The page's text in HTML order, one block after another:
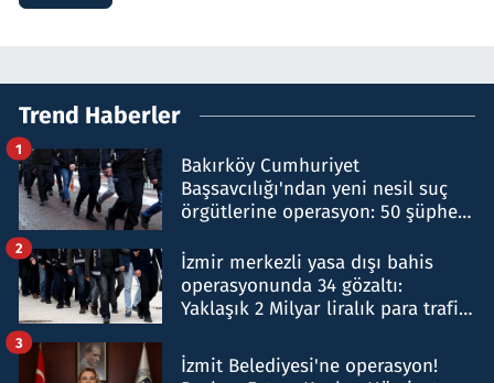
Trend Haberler
Bakırköy Cumhuriyet
Başsavcılığı'ndan yeni nesil suç
örgütlerine operasyon: 50 şüpheli
1
İzmir merkezli yasa dışı bahis
operasyonunda 34 gözaltı:
Yaklaşık 2 Milyar liralık para trafiği
2
İzmit Belediyesi'ne operasyon!
3